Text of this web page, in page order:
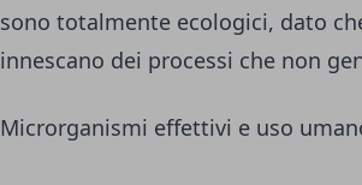
sono totalmente ecologici, dato
innescano dei processi che non
Microrganismi effettivi e uso